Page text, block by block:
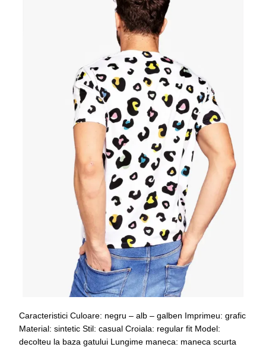
Caracteristici Culoare: negru – alb – galben Imprimeu: grafic
Material: sintetic Stil: casual Croiala: regular fit Model:
decolteu la baza gatului Lungime maneca: maneca scurta